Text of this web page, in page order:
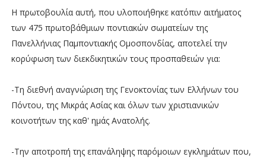
Η πρωτοβουλία αυτή, που υλοποιήθηκε κατόπιν αιτήματος
των 475 πρωτοβάθμιων ποντιακών σωματείων της
Πανελλήνιας Παμποντιακής Ομοσπονδίας, αποτελεί την
κορύφωση των διεκδικητικών τους προσπαθειών για:
-Τη διεθνή αναγνώριση της Γενοκτονίας των Ελλήνων του
Πόντου, της Μικράς Ασίας και όλων των χριστιανικών
κοινοτήτων της καθ' ημάς Ανατολής.
-Την αποτροπή της επανάληψης παρόμοιων εγκλημάτων που,